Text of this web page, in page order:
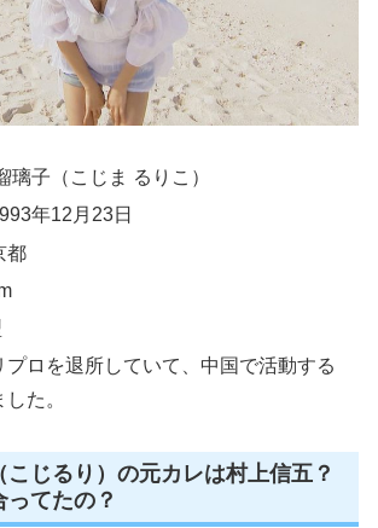
璃子（こじま るりこ）
年12月23日
都
プロを退所していて、中国で活動する
た。
こじるり）の元カレは村上信五？
てたの？